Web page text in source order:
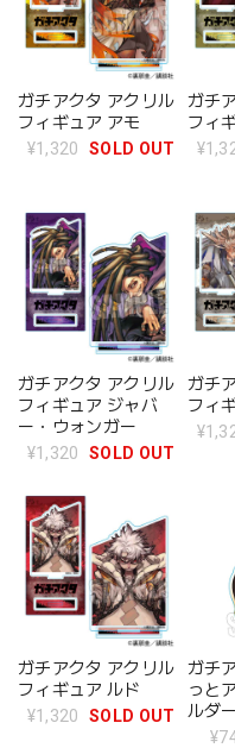
ガチアクタ アクリル
フィギュア アモ
¥1,320
SOLD OUT
ガチ
フィ
ガチアクタ アクリル
フィギュア ジャバ
ー・ウォンガー
¥1,320
SOLD OUT
ガチ
フィ
ガチアクタ アクリル
フィギュア ルド
¥1,320
SOLD OUT
ガチ
っと
ルダ